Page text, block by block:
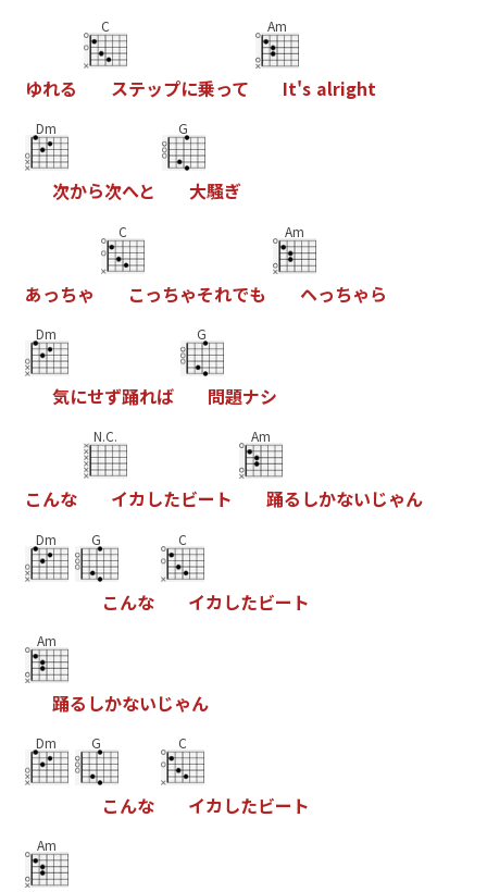
ゆれる
C
ステップに乗って
Am
It's alright
Dm
次から次へと
G
大騒ぎ
あっちゃ
C
こっちゃそれでも
Am
ヘっちゃら
Dm
気にせず踊れば
G
問題ナシ
こんな
N.C.
イカ したビー ト
Am
踊る しかないじゃん
Dm G
こんな
C
イカ したビー ト
Am
踊る しかないじゃん
Dm G
こんな
C
イカ したビー ト
Am